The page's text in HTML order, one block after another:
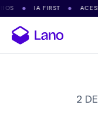
IA FIRST ● ACESSO
2